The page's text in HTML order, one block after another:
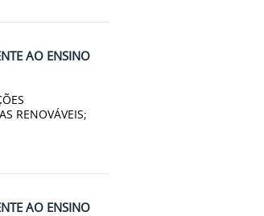
AO ENSINO
RENOVÁVEIS;
AO ENSINO